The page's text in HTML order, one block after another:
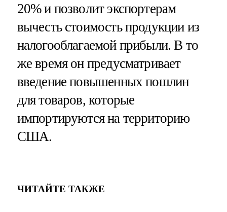
20% и позволит экспортерам
вычесть стоимость продукции из
налогооблагаемой прибыли. В то
же время он предусматривает
введение повышенных пошлин
для товаров, которые
импортируются на территорию
США.
ЧИТАЙТЕ ТАКЖЕ